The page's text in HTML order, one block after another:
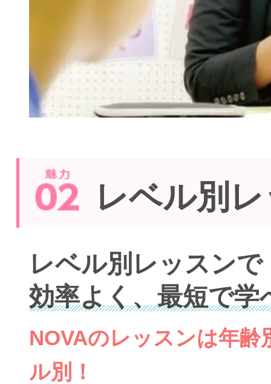
レベル別
レベル別レッスンで
効率よく、最短で学
NOVAのレッスンは年齢
ル別！